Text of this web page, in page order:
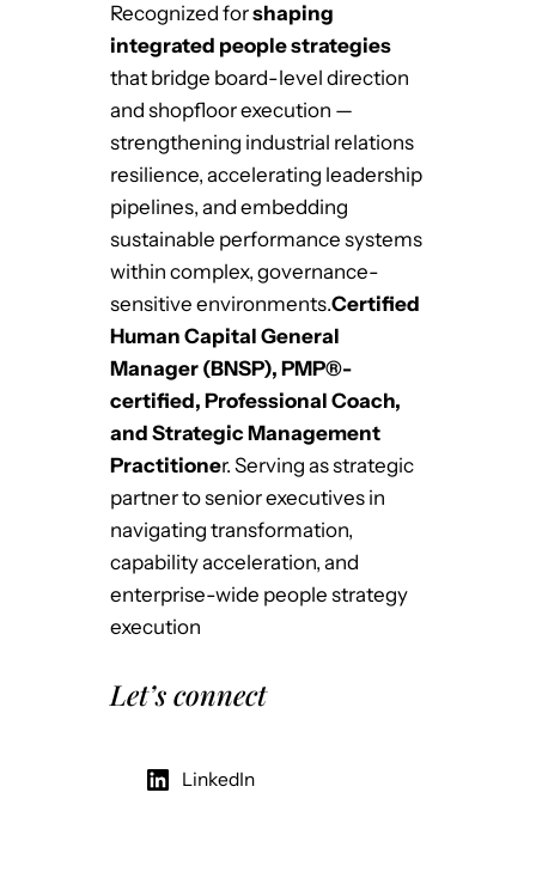
Recognized forshaping
integrated people strategies
that bridge board-level direction
and shopfloor execution —
strengthening industrial relations
resilience, accelerating leadership
pipelines, and embedding
sustainable performance systems
within complex, governance-
sensitive environments.Certified
Human Capital General
Manager (BNSP), PMP®-
certified, Professional Coach,
and Strategic Management
Practitioner. Serving as strategic
partner to senior executives in
navigating transformation,
capability acceleration, and
enterprise-wide people strategy
execution
Let’s connect
LinkedIn